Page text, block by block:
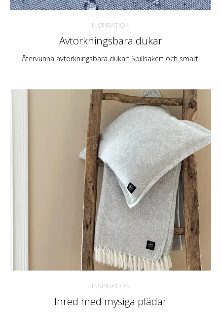
INSPIRATION
Avtorkningsbara dukar
Återvunna avtorkningsbara dukar: Spillsäkert och smart!
INSPIRATION
Inred med mysiga plädar